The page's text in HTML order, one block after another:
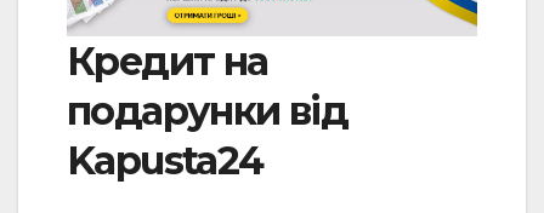
Кредит на
подарунки від
Kapusta24